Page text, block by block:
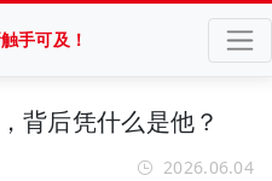
手可及！
背后凭什么是他？
2026.06.04